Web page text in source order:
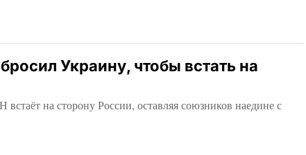
Украину, чтобы встать на
на сторону России, оставляя союзников наедине с